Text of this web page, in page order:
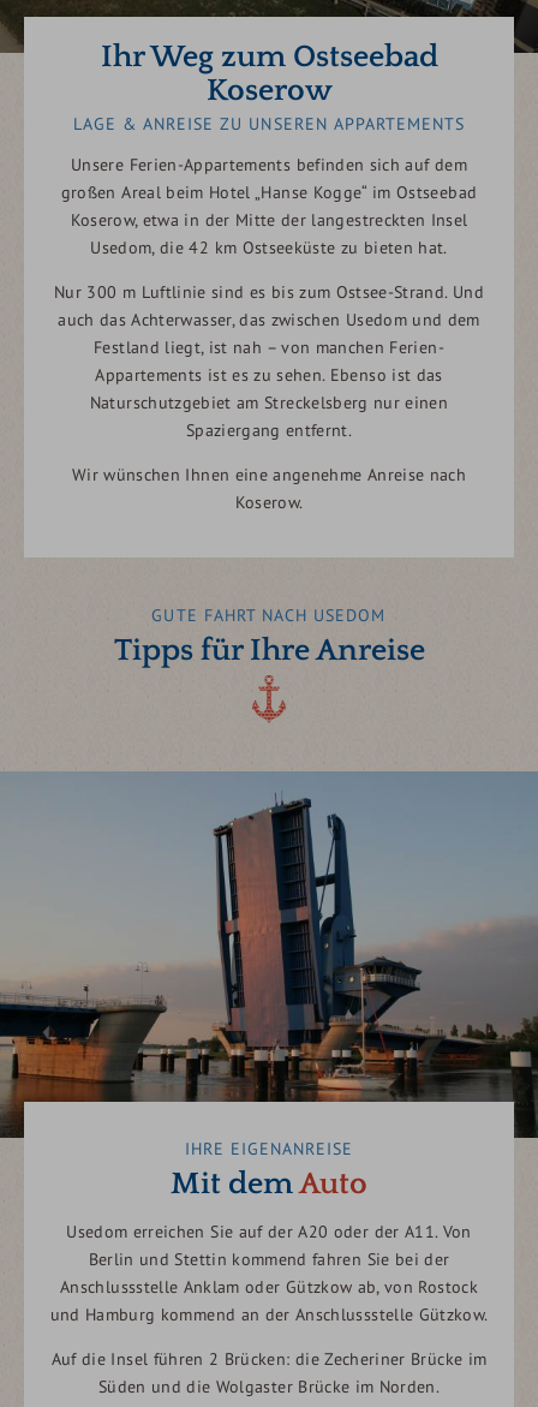
Ihr Weg zum Ostseebad
Koserow
LAGE & ANREISE ZU UNSEREN APPARTEMENTS
Unsere Ferien-Appartements befinden sich auf dem
großen Areal beim Hotel „Hanse Kogge“ im Ostseebad
Koserow, etwa in der Mitte der langestreckten Insel
Usedom, die 42 km Ostseeküste zu bieten hat.
Nur 300 m Luftlinie sind es bis zum Ostsee-Strand. Und
auch das Achterwasser, das zwischen Usedom und dem
Festland liegt, ist nah – von manchen Ferien-
Appartements ist es zu sehen. Ebenso ist das
Naturschutzgebiet am Streckelsberg nur einen
Spaziergang entfernt.
Wir wünschen Ihnen eine angenehme Anreise nach
Koserow.
GUTE FAHRT NACH USEDOM
Tipps für Ihre Anreise
IHRE EIGENANREISE
Mit demAuto
Usedom erreichen Sie auf der A20 oder der A11. Von
Berlin und Stettin kommend fahren Sie bei der
Anschlussstelle Anklam oder Gützkow ab, von Rostock
und Hamburg kommend an der Anschlussstelle Gützkow.
Auf die Insel führen 2 Brücken: die Zecheriner Brücke im
Süden und die Wolgaster Brücke im Norden.